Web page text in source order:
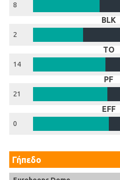
8
BLK
2
TO
14
PF
21
EFF
0
Γήπεδο